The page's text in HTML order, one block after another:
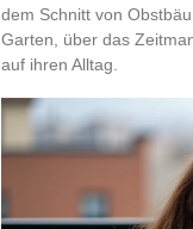
dem Schnitt von
Garten, über das
auf ihren Alltag.